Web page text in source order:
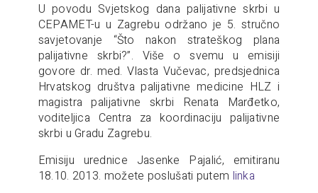
U povodu Svjetskog dana palijativne skrbi u
CEPAMET-u u Zagrebu održano je 5. stručno
savjetovanje “Što nakon strateškog plana
palijativne skrbi?”. Više o svemu u emisiji
govore dr. med. Vlasta Vučevac, predsjednica
Hrvatskog društva palijativne medicine HLZ i
magistra palijativne skrbi Renata Marđetko,
voditeljica Centra za koordinaciju palijativne
skrbi u Gradu Zagrebu.
Emisiju urednice Jasenke Pajalić, emitiranu
18.10. 2013. možete poslušati putem linka